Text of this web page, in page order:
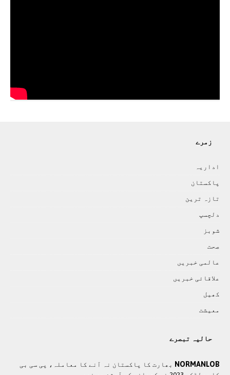
زمرے
اداريہ
پاکستان
تازہ ترين
دلچسپ
شوبز
صحت
عالمی خبريں
علاقائی خبريں
کھيل
معيشت
حالیہ تبصرے
NORMANLOB بھارت کا پاکستان نہ آنے کا معاملہ، پی سی بی